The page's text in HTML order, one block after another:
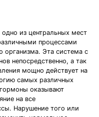
из центральных мест
процессами
организма. Эта система с
непосредственно, а так
мощно действует на
самых различных
оказывают
на все
Нарушение того или